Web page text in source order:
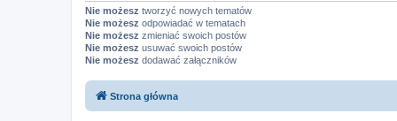
Nie możesz tworzyć nowych tematów
Nie możesz odpowiadać w tematach
Nie możesz zmieniać swoich postów
Nie możesz usuwać swoich postów
Nie możesz dodawać załączników
Strona główna